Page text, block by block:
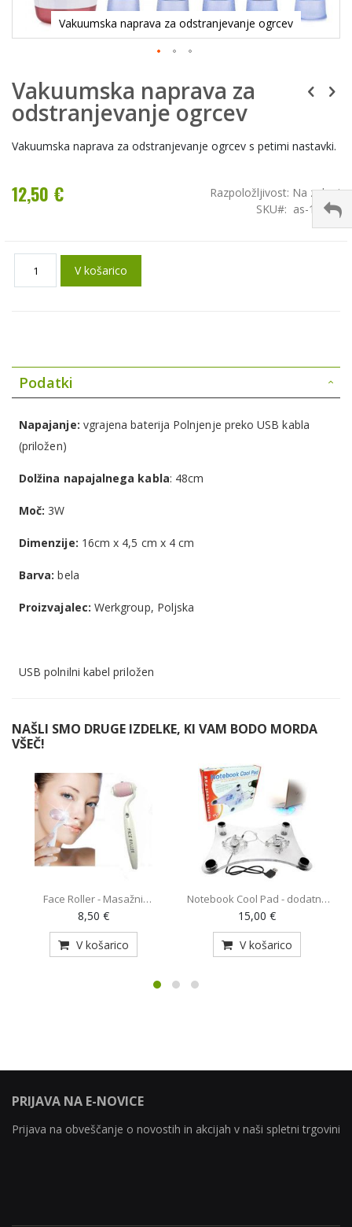
Vakuumska naprava za odstranjevanje ogrcev
Vakuumska naprava za
odstranjevanje ogrcev
Vakuumska naprava za odstranjevanje ogrcev s petimi nastavki.
12,50 € Razpoložljivost: Na zalogi
SKU
as-15872
V košarico
Podatki
Napajanje: vgrajena baterija Polnjenje preko USB kabla
(priložen)
Dolžina napajalnega kabla: 48cm
Moč: 3W
Dimenzije: 16cm x 4,5 cm x 4 cm
Barva: bela
Proizvajalec: Werkgroup, Poljska
USB polnilni kabel priložen
NAŠLI SMO DRUGE IZDELKE, KI VAM BODO MORDA
VŠEČ!
Face Roller - Masažni
pripomoček (AE-820)
8,50 €
V košarico
Notebook Cool Pad - dodatno
hlajenje za prenosnik z 2
ventilatorjema (MY-128)
15,00 €
V košarico
PRIJAVA NA E-NOVICE
Prijava na obveščanje o novostih in akcijah v naši spletni trgovini